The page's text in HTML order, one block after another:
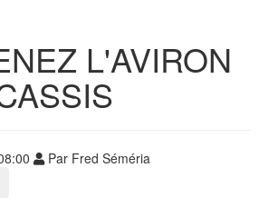
L'AVIRON
Par Fred Séméria